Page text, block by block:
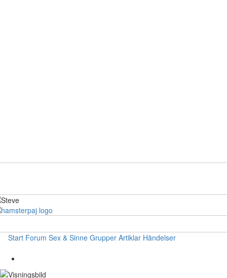
Start Forum Sex & Sinne Grupper Artiklar Händelser